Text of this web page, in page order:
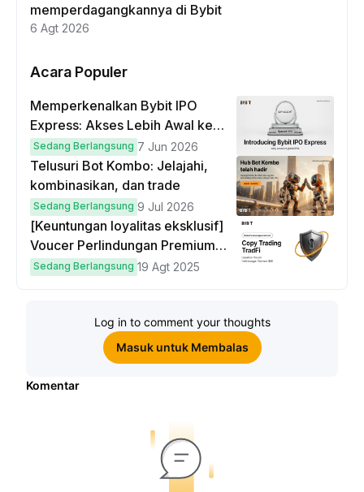
memperdagangkannya di Bybit
6 Agt 2026
Acara Populer
Memperkenalkan Bybit IPO
Express: Akses Lebih Awal ke
IPO Global!
Sedang Berlangsung 7 Jun 2026
Telusuri Bot Kombo: Jelajahi,
kombinasikan, dan trade
Sedang Berlangsung 9 Jul 2026
[Keuntungan loyalitas eksklusif]
Voucer Perlindungan Premium
hingga $50
Sedang Berlangsung 19 Agt 2025
Log in to comment your thoughts
Masuk untuk Membalas
Komentar